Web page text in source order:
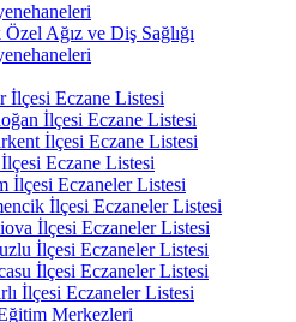
Ağız ve Diş Sağlığı
İlçesi Eczane Listesi
İlçesi Eczane Listesi
İlçesi Eczane Listesi
Eczane Listesi
İlçesi Eczaneler Listesi
İlçesi Eczaneler Listesi
İlçesi Eczaneler Listesi
İlçesi Eczaneler Listesi
İlçesi Eczaneler Listesi
İlçesi Eczaneler Listesi
Merkezleri